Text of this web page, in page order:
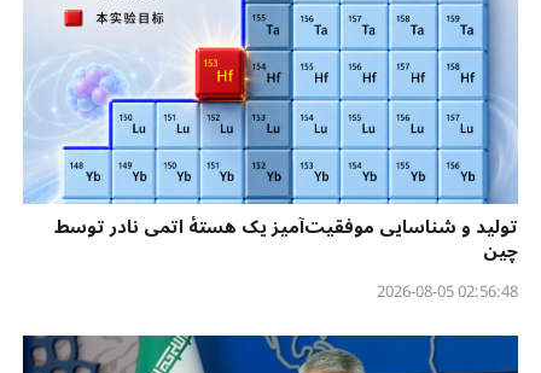
تولید و شناسایی موفقیت‌آمیز یک هستهٔ اتمی نادر توسط
چین
02:56:48 2026-08-05